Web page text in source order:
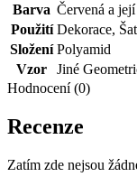
Barva Červená a
Použití Dekorace,
Složení Polyamid
Vzor
Jiné
Hodnocení (0)
Recenze
Zatím zde nejsou